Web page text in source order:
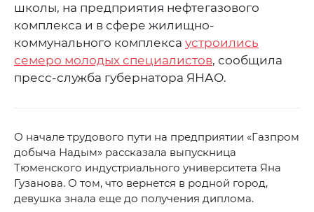
школы, на предприятия нефтегазового
комплекса и в сфере жилищно-
коммунального комплекса устроились
семеро молодых специалистов, сообщила
пресс-служба губернатора ЯНАО.
О начале трудового пути на предприятии «Газпром
добыча Надым» рассказала выпускница
Тюменского индустриального университета Яна
Гузанова. О том, что вернется в родной город,
девушка знала еще до получения диплома.